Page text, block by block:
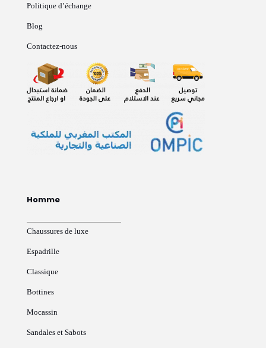
Politique d’échange
Blog
Contactez-nous
Homme
Chaussures de luxe
Espadrille
Classique
Bottines
Mocassin
Sandales et Sabots